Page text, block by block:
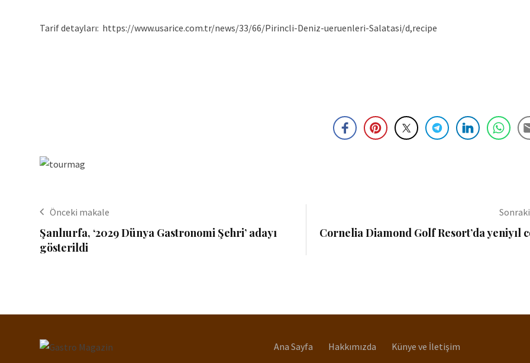
Tarif detayları: https://www.usarice.com.tr/news/33/66/Pirincli-Deniz-ueruenleri-Salatasi/d,recipe
Önceki makale
Şanlıurfa, ‘2029 Dünya Gastronomi Şehri’ adayı
gösterildi
Cornelia Diamond Golf Resort’da yeniyıl
Ana Sayfa Hakkımızda Künye ve İletişim